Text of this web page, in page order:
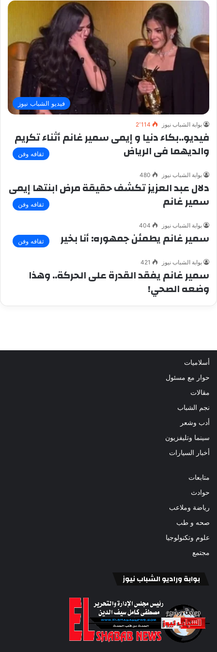
فيديو الشباب نيوز
بوابة الشباب نيوز 2٬114
فيديو..بكاء دنيا و إيمى سمير غانم أثناء تكريم
والديهما فى الرياض ثقافه وفن
بوابة الشباب نيوز 480
دلال عبد العزيز تكشف حقيقة مرض ابنتها إيمى
سمير غانم ثقافه وفن
بوابة الشباب نيوز 404
سمير غانم يطمئن جمهوره: أنا بخير ثقافه وفن
بوابة الشباب نيوز 421
سمير غانم يفقد القدرة على الحركة.. وهذا
وضعه الصحي!
أسلاميات
حوار مع مسئول
مقالات
نجم الشباب
أدب وشعر
سينما وتليفزيون
أخبار السيارات
متابعات
حوادث
رياضة وملاعب
صحه و طب
علوم وتكنولوجيا
مجتمع
بوابة وراديو الشباب نيوز